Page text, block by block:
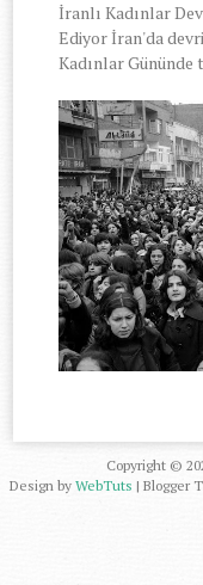
İranlı Kadınlar
Ediyor İran'da
Kadınlar Gününde
Copyright ©
Design by WebTuts | Blogger